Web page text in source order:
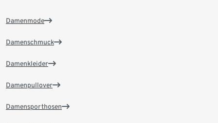
Damenmode
Damenschmuck
Damenkleider
Damenpullover
Damensporthosen